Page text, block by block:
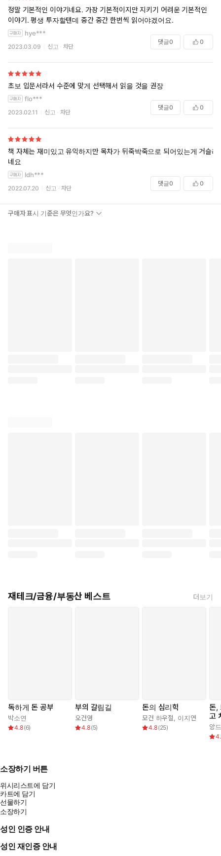
정말 기본적인 이야기네요. 가장 기본적이지만 지키기 어려운 기본적인
이야기. 평생 투자할텐데 중간 중간 한번씩 읽어야겠어요.
hye***
2023.03.09 신고 차단
댓글0 0
초보 입문서라서 수준에 맞게 선택해서 읽을 것을 권장
flo***
2023.02.11 신고 차단
댓글0 0
책 자체는 재미있고 유익하지만 목차가 뒤죽박죽으로 되어있는게 거슬리
네요
ldh***
2022.07.20 신고 차단
댓글0 0
구매자 표시 기준은 무엇인가요?
재테크/금융/부동산 베스트 더보기
독하게 돈 공부
박소연
4.8(6)
부의 갈림길
오건영
4.8(5)
돈의 심리학
모건 하우절 이지연
4.8(25)
돈,
고
앙
소장하기 버튼
위시리스트에 담기
카트에 담기
선물하기
소장하기
성인 인증 안내
성인 재인증 안내